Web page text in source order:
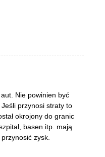
Nie powinien być
przynosi straty to
okrojony do granic
basen itp. mają
zysk.